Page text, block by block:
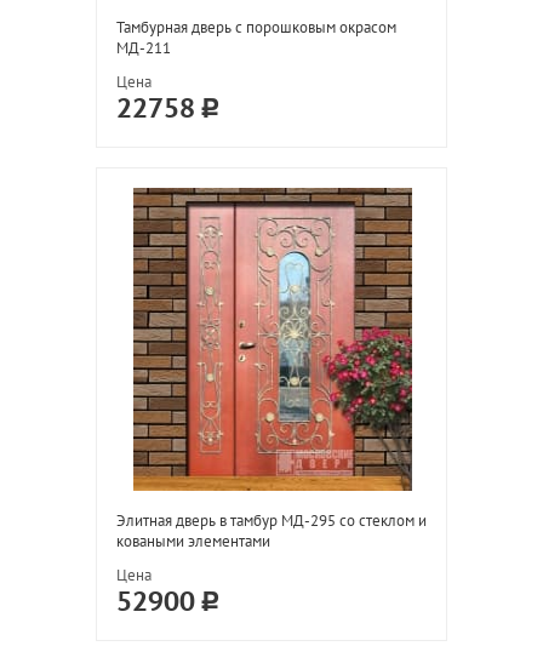
Тамбурная дверь с порошковым окрасом
МД-211
Цена
22758
Элитная дверь в тамбур МД-295 со стеклом и
коваными элементами
Цена
52900